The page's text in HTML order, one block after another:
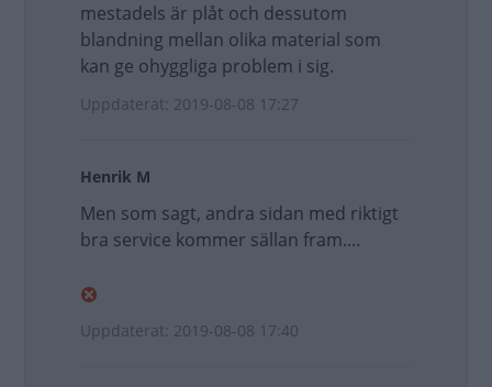
mestadels är plåt och dessutom
blandning mellan olika material som
kan ge ohyggliga problem i sig.
Uppdaterat: 2019-08-08 17:27
Henrik M
Men som sagt, andra sidan med riktigt
bra service kommer sällan fram....
Uppdaterat: 2019-08-08 17:40